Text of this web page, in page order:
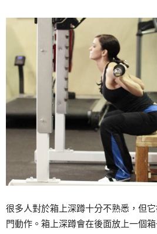
很多人對於箱上深蹲十分不熟悉，但
門動作。箱上深蹲會在後面放上一個